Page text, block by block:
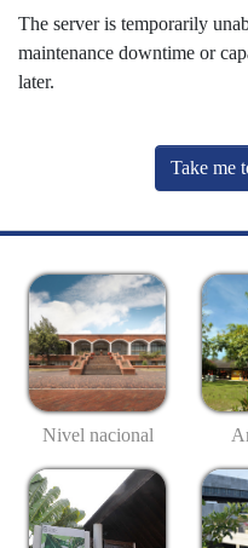
The server is temporarily
maintenance downtime or
later.
Take me
Nivel nacional